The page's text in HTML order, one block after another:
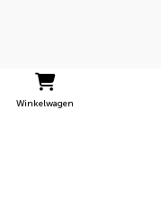
Winkelwagen